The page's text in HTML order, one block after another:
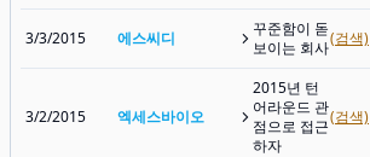
3/3/2015 에스씨디
꾸준함이 돋
보이는 회사(검색)
3/2/2015 엑세스바이오
2015년 턴
어라운드 관
점으로 접근
하자
(검색)